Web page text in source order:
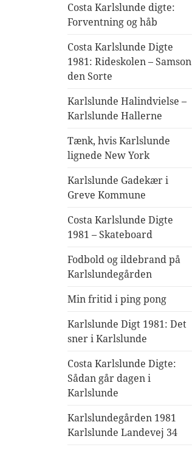
Costa Karlslunde digte:
Forventning og håb
Costa Karlslunde Digte
1981: Rideskolen – Samson
den Sorte
Karlslunde Halindvielse –
Karlslunde Hallerne
Tænk, hvis Karlslunde
lignede New York
Karlslunde Gadekær i
Greve Kommune
Costa Karlslunde Digte
1981 – Skateboard
Fodbold og ildebrand på
Karlslundegården
Min fritid i ping pong
Karlslunde Digt 1981: Det
sner i Karlslunde
Costa Karlslunde Digte:
Sådan går dagen i
Karlslunde
Karlslundegården 1981
Karlslunde Landevej 34